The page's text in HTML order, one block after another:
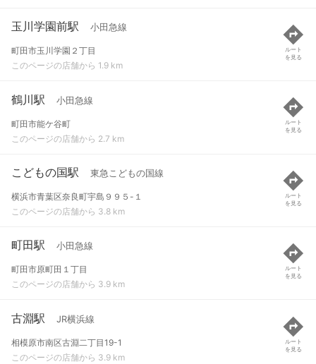
玉川学園前駅 小田急線
町田市玉川学園２丁目
このページの店舗から 1.9 km
ルート
を見る
鶴川駅 小田急線
町田市能ケ谷町
このページの店舗から 2.7 km
ルート
を見る
こどもの国駅 東急こどもの国線
横浜市青葉区奈良町宇島９９５-１
このページの店舗から 3.8 km
ルート
を見る
町田駅 小田急線
町田市原町田１丁目
このページの店舗から 3.9 km
ルート
を見る
古淵駅 JR横浜線
相模原市南区古淵二丁目19-1
このページの店舗から 3.9 km
ルート
を見る